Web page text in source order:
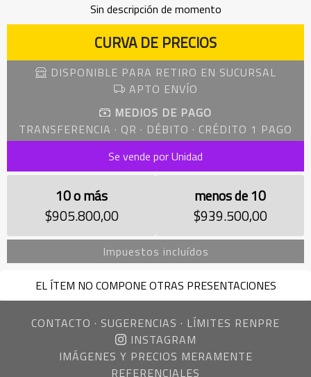
Sin descripción de momento
CURVA DE PRECIOS
DISPONIBLE PARA RETIRO EN SUCURSAL
APTO ENVÍO
MEDIOS DE PAGO
TRANSFERENCIA · QR · DÉBITO · CRÉDITO 1 PAGO
Se vende por Unidad
10 o más
$905.800,00
menos de 10
$939.500,00
Impuestos incluídos
EL ÍTEM NO COMPONE OTRAS PRESENTACIONES
CONTACTO · SUGERENCIAS · LÍMITES RENPRE
INSTAGRAM
IMÁGENES Y PRECIOS MERAMENTE
REFERENCIALES